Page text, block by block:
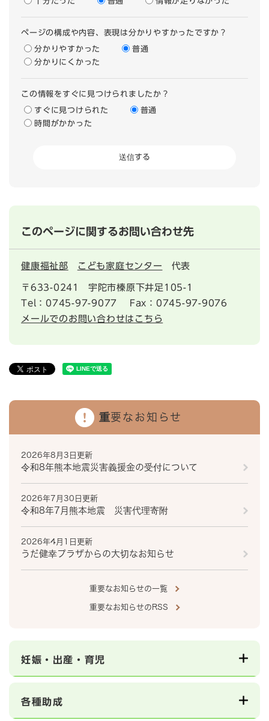
ページの構成や内容、表現は分かりやすかったですか？
分かりやすかった
普通
分かりにくかった
この情報をすぐに見つけられましたか？
すぐに見つけられた
普通
時間がかかった
このページに関するお問い合わせ先
健康福祉部 こども家庭センター 代表
〒633-0241
宇陀市榛原下井足105-1
Tel：0745-97-9077
Fax：0745-97-9076
メールでのお問い合わせはこちら
重要なお知らせ
2026年8月3日更新
令和8年熊本地震災害義援金の受付について
2026年7月30日更新
令和8年7月熊本地震 災害代理寄附
2026年4月1日更新
うだ健幸プラザからの大切なお知らせ
重要なお知らせの一覧
重要なお知らせのRSS
妊娠・出産・育児
各種助成